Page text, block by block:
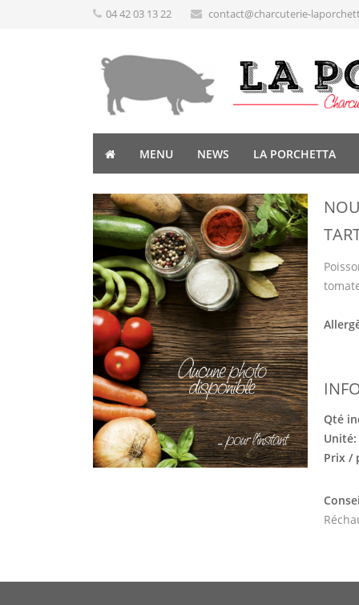
04 42 03 13 22 contact@charcuterie-
MENU NEWS LA PORCHETTA
Qté
Unité:
Prix /